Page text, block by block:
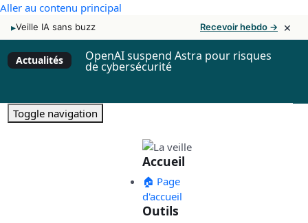
Aller au contenu principal
▸Veille IA sans buzz Recevoir hebdo → ×
Actualités OpenAI suspend Astra pour risques
de cybersécurité
Toggle navigation
Accueil
🏠 Page
d'accueil
Outils